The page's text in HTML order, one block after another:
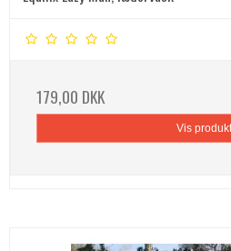
179,00 DKK
Vis produkt